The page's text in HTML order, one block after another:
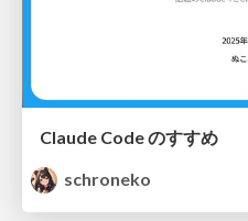
Claude Code のすすめ
schroneko